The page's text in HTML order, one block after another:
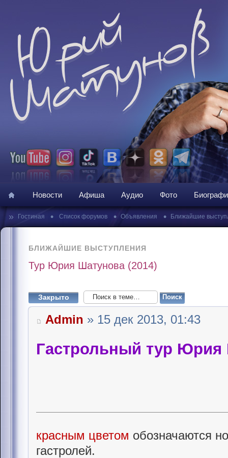
Новости Афиша Аудио Фото
» Гостиная • Список форумов • Объявления • Ближайшие
БЛИЖАЙШИЕ ВЫСТУПЛЕНИЯ
Тур Юрия Шатунова (2014)
Закрыто
Admin » 15 дек 2013, 01:43
Гастрольный тур Юрия
красным цветом обозначаются
гастролей.